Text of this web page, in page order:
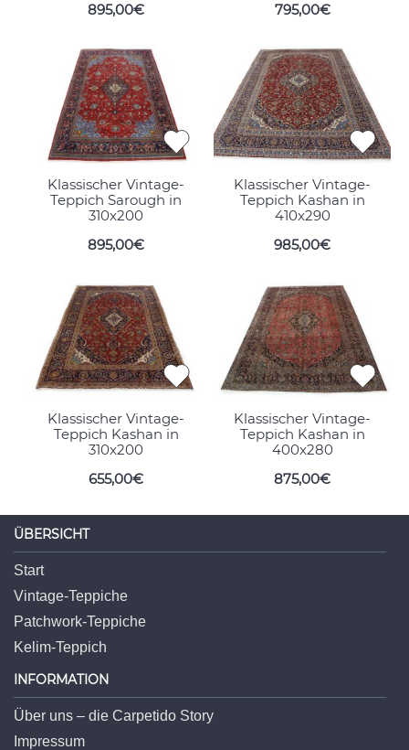
895,00€
795,00€
Klassischer Vintage-
Teppich Sarough in
310x200
895,00€
Klassischer Vintage-
Teppich Kashan in
410x290
985,00€
Klassischer Vintage-
Teppich Kashan in
310x200
655,00€
Klassischer Vintage-
Teppich Kashan in
400x280
875,00€
ÜBERSICHT
Start
Vintage-Teppiche
Patchwork-Teppiche
Kelim-Teppich
INFORMATION
Über uns – die Carpetido Story
Impressum